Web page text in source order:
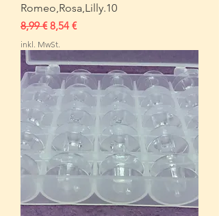
Romeo,Rosa,Lilly.10
Standardpreis
8,99 € Sale-Preis
8,54 €
inkl. MwSt.